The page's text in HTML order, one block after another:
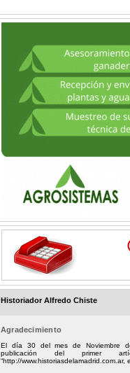
Historiador Alfredo Chiste
Agradecimiento
El día 30 del mes de Noviembre
publicación del primer
“http://www.historiasdelamadrid.com.ar,